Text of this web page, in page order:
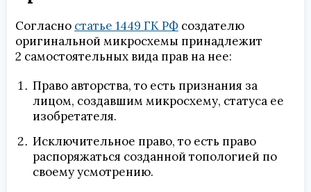
Согласно статье 1449 ГК РФ создателю
оригинальной микросхемы принадлежит
2 самостоятельных вида прав на нее:
Право авторства, то есть признания за
лицом, создавшим микросхему, статуса ее
изобретателя.
Исключительное право, то есть право
распоряжаться созданной топологией по
своему усмотрению.